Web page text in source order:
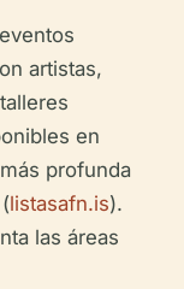
artistas,
en
profunda
listasafn.is).
las áreas